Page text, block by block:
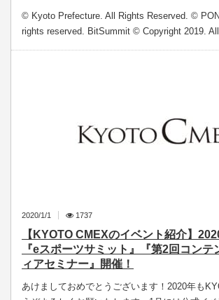
© Kyoto Prefecture. All Rights Reserved. ©
rights reserved. BitSummit © Copyright 2019.
2020/1/1 1737
【KYOTO CMEXのイベント紹介】
『eスポーツサミット』『第2回コンテ
ィアセミナー』開催！
あけましておめでとうございます！2020年も